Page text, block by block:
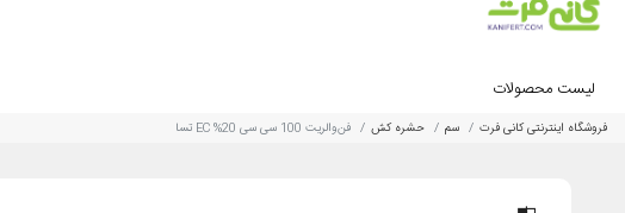
لیست محصولات
فروشگاه اینترنتی کانی فرت سم حشره کش فن‌والریت 100 سی سی 20% EC تسا